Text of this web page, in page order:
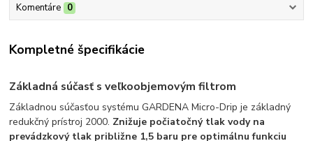
Komentáre 0
Kompletné špecifikácie
Základná súčasť s veľkoobjemovým filtrom
Základnou súčasťou systému GARDENA Micro-Drip je základný
redukčný prístroj 2000. Znižuje počiatočný tlak vody na
prevádzkový tlak približne 1,5 baru pre optimálnu funkciu